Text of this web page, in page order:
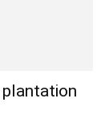
plantation